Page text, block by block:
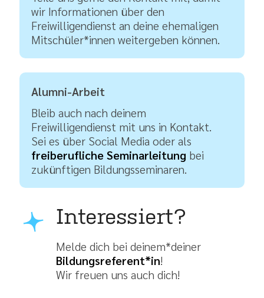
wir Informationen über den
Freiwilligendienst an deine ehemaligen
Mitschüler*innen weitergeben können.
Alumni-Arbeit
Bleib auch nach deinem
Freiwilligendienst mit uns in Kontakt.
Sei es über Social Media oder als
freiberufliche Seminarleitung bei
zukünftigen Bildungsseminaren.
Interessiert?
Melde dich bei deinem*deiner
Bildungsreferent*in!
Wir freuen uns auch dich!